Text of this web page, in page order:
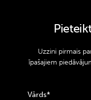
Uzzini pirmais
īpašajiem